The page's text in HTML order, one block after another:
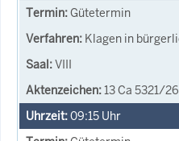
Gütetermin
Klagen in
VIII
13 Ca 5321/26
09:15 Uhr